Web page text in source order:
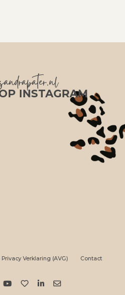
INSTAGRAM
Privacy Verklaring (AVG) Contact